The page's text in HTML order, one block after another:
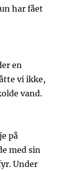
har fået
en
vi ikke,
vand.
på
med sin
Under